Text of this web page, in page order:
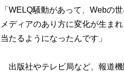
「WELQ騒動があって、Webの
メディアのあり方に変化が生ま
当たるようになったんです」
出版社やテレビ局など、報道